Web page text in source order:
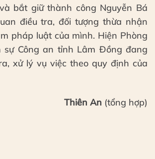
bắt giữ thành công Nguyễn Bá
điều tra, đối tượng thừa nhận
pháp luật của mình. Hiện Phòng
sự Công an tỉnh Lâm Đồng đang
xử lý vụ việc theo quy định của
Thiên An (tổng hợp)